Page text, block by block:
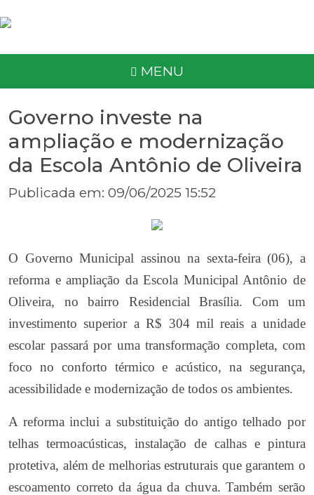
MENU
Governo investe na
ampliação e modernização
da Escola Antônio de Oliveira
Publicada em: 09/06/2025 15:52
O Governo Municipal assinou na sexta-feira (06), a
reforma e ampliação da Escola Municipal Antônio de
Oliveira, no bairro Residencial Brasília. Com um
investimento superior a R$ 304 mil reais a unidade
escolar passará por uma transformação completa, com
foco no conforto térmico e acústico, na segurança,
acessibilidade e modernização de todos os ambientes.
A reforma inclui a substituição do antigo telhado por
telhas termoacústicas, instalação de calhas e pintura
protetiva, além de melhorias estruturais que garantem o
escoamento correto da água da chuva. Também serão